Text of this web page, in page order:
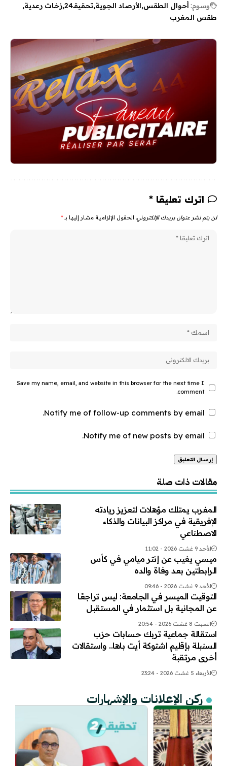
وسوم: أحوال الطقس الأرصاد الجوية تحقيقـ24
زخات رعدية
طقس المغرب
اترك تعليقا *
لن يتم نشر عنوان بريدك الإلكتروني. الحقول الإلزامية مشار إليها بـ *
Save my name, email, and website in this browser for the next time I
comment.
Notify me of follow-up comments by email.
Notify me of new posts by email.
مقالات ذات صلة
المغرب يمتلك مؤهلات لتعزيز ريادته
الإفريقية في مراكز البيانات والذكاء
الاصطناعي
الأحد 9 غشت 2026 - 11:02
ميسي يغيب عن إنتر ميامي في كأس
الرابطتين بعد وفاة والده
الأحد 9 غشت 2026 - 09:46
التوقيت الميسر في الجامعة: ليس تراجعًا
عن المجانية بل استثمار في المستقبل
السبت 8 غشت 2026 - 20:54
استقالة جماعية تربك حسابات حزب
السنبلة بإقليم اشتوكة أيت باها.. واستقالات
أخرى مرتقبة
الأربعاء 5 غشت 2026 - 23:24
ركن الإعلانات والإشهارات